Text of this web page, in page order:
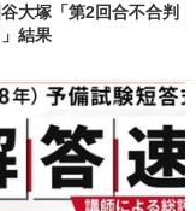
大塚「第2回合不合判
結果